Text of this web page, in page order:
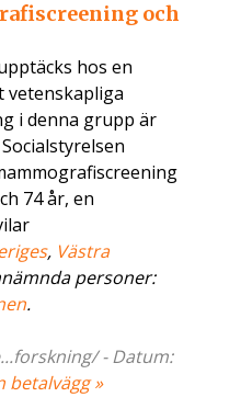
och
hos en
vetenskapliga
i denna grupp är
74 år, en
, Västra
personer:
.
- Datum:
betalvägg »